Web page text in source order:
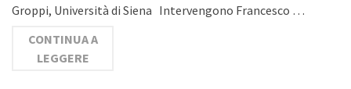
Groppi, Università di Siena Intervengono Francesco …
CONTINUA A
LEGGERE